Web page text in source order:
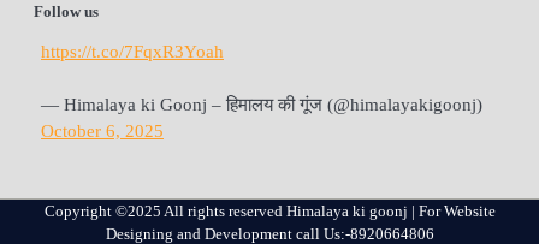
Follow us
https://t.co/7FqxR3Yoah
— Himalaya ki Goonj – हिमालय की गूंज (@himalayakigoonj)
October 6, 2025
Copyright ©2025 All rights reserved Himalaya ki goonj | For Website
Designing and Development call Us:-8920664806